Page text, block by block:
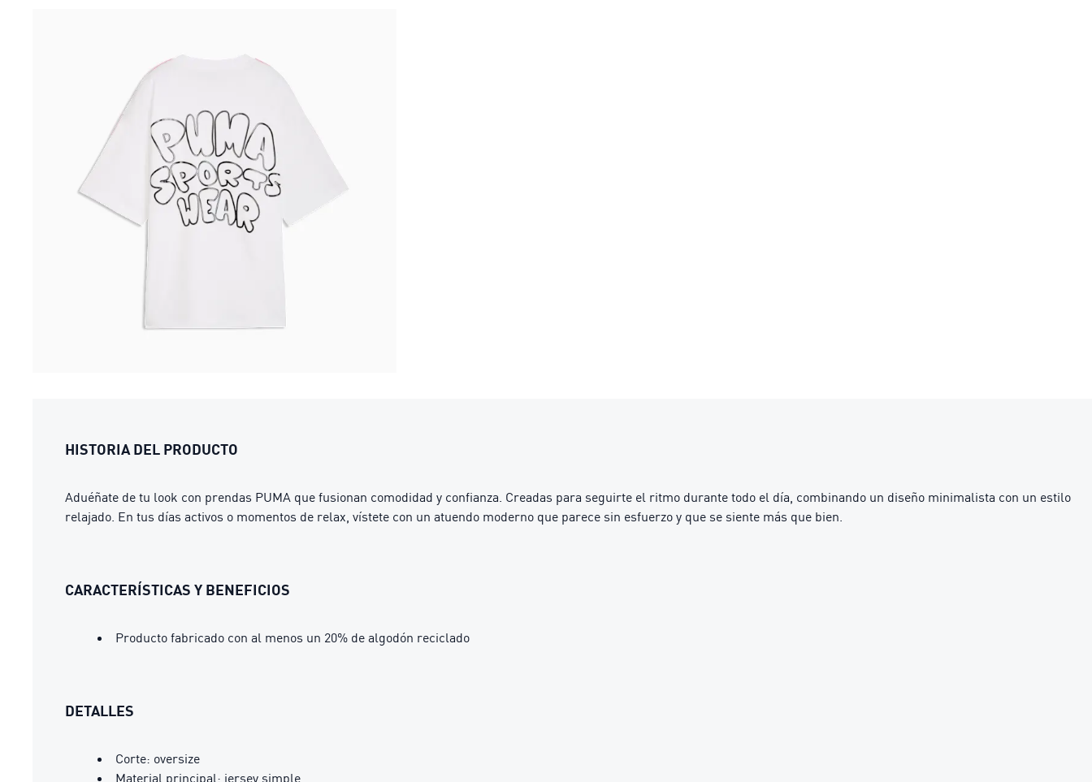
HISTORIA DEL PRODUCTO
Aduéñate de tu look con prendas PUMA que fusionan comodidad y confianza. Creadas para seguirte el ritmo durante todo el día, combinando un diseño minimalista con un estilo
relajado. En tus días activos o momentos de relax, vístete con un atuendo moderno que parece sin esfuerzo y que se siente más que bien.
CARACTERÍSTICAS Y BENEFICIOS
Producto fabricado con al menos un 20% de algodón reciclado
DETALLES
Corte: oversize
Material principal: jersey simple